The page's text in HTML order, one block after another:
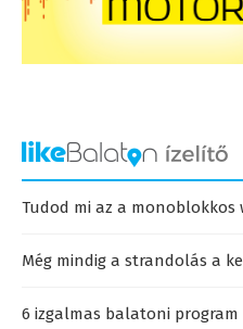
Tudod mi az a monoblokkos
Még mindig a strandolás a
6 izgalmas balatoni